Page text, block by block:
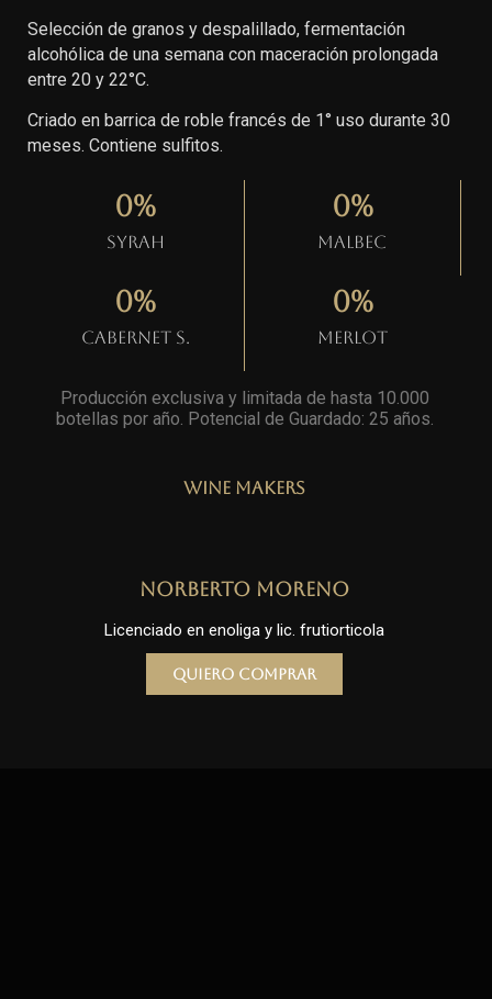
Selección de granos y despalillado, fermentación
alcohólica de una semana con maceración prolongada
entre 20 y 22°C.
Criado en barrica de roble francés de 1° uso durante 30
meses. Contiene sulfitos.
Syrah
0%
Malbec
0%
Cabernet S.
0%
Merlot
0%
Producción exclusiva y limitada de hasta 10.000
botellas por año. Potencial de Guardado: 25 años.
Wine Makers
Norberto Moreno
Licenciado en enoliga y lic. frutiorticola
Quiero comprar